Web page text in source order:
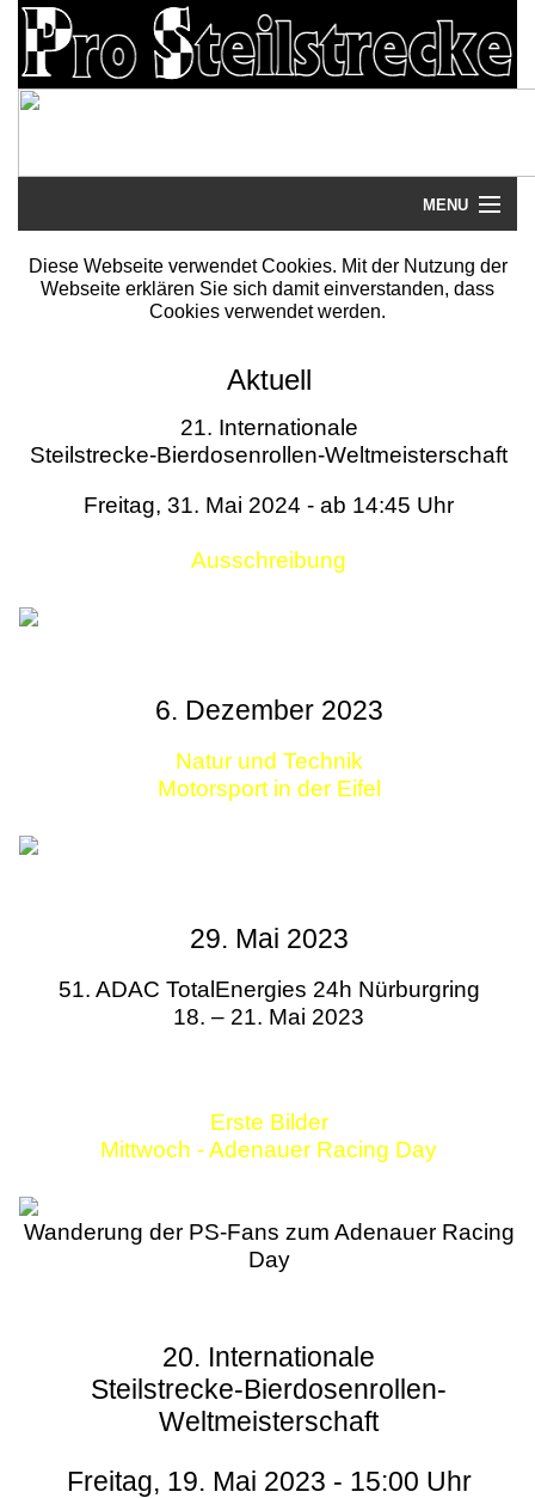
MENU
Startseite
Literatur
Termine
Diese Webseite verwendet Cookies. Mit der Nutzung der
Webseite erklären Sie sich damit einverstanden, dass
Cookies verwendet werden.
Aktuell
21. Internationale
Steilstrecke-Bierdosenrollen-Weltmeisterschaft
Freitag, 31. Mai 2024 - ab 14:45 Uhr
Ausschreibung
6. Dezember 2023
Natur und Technik
Motorsport in der Eifel
29. Mai 2023
51. ADAC TotalEnergies 24h Nürburgring
18. – 21. Mai 2023
Erste Bilder
Mittwoch - Adenauer Racing Day
Wanderung der PS-Fans zum Adenauer Racing
Day
20. Internationale
Steilstrecke-Bierdosenrollen-
Weltmeisterschaft
Freitag, 19. Mai 2023 - 15:00 Uhr